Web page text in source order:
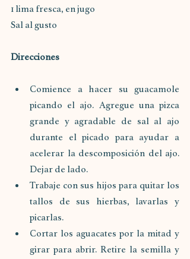
1 lima fresca, en jugo
Sal al gusto
Direcciones
Comience a hacer su guacamole
picando el ajo. Agregue una pizca
grande y agradable de sal al ajo
durante el picado para ayudar a
acelerar la descomposición del ajo.
Dejar de lado.
Trabaje con sus hijos para quitar los
tallos de sus hierbas, lavarlas y
picarlas.
Cortar los aguacates por la mitad y
girar para abrir. Retire la semilla y